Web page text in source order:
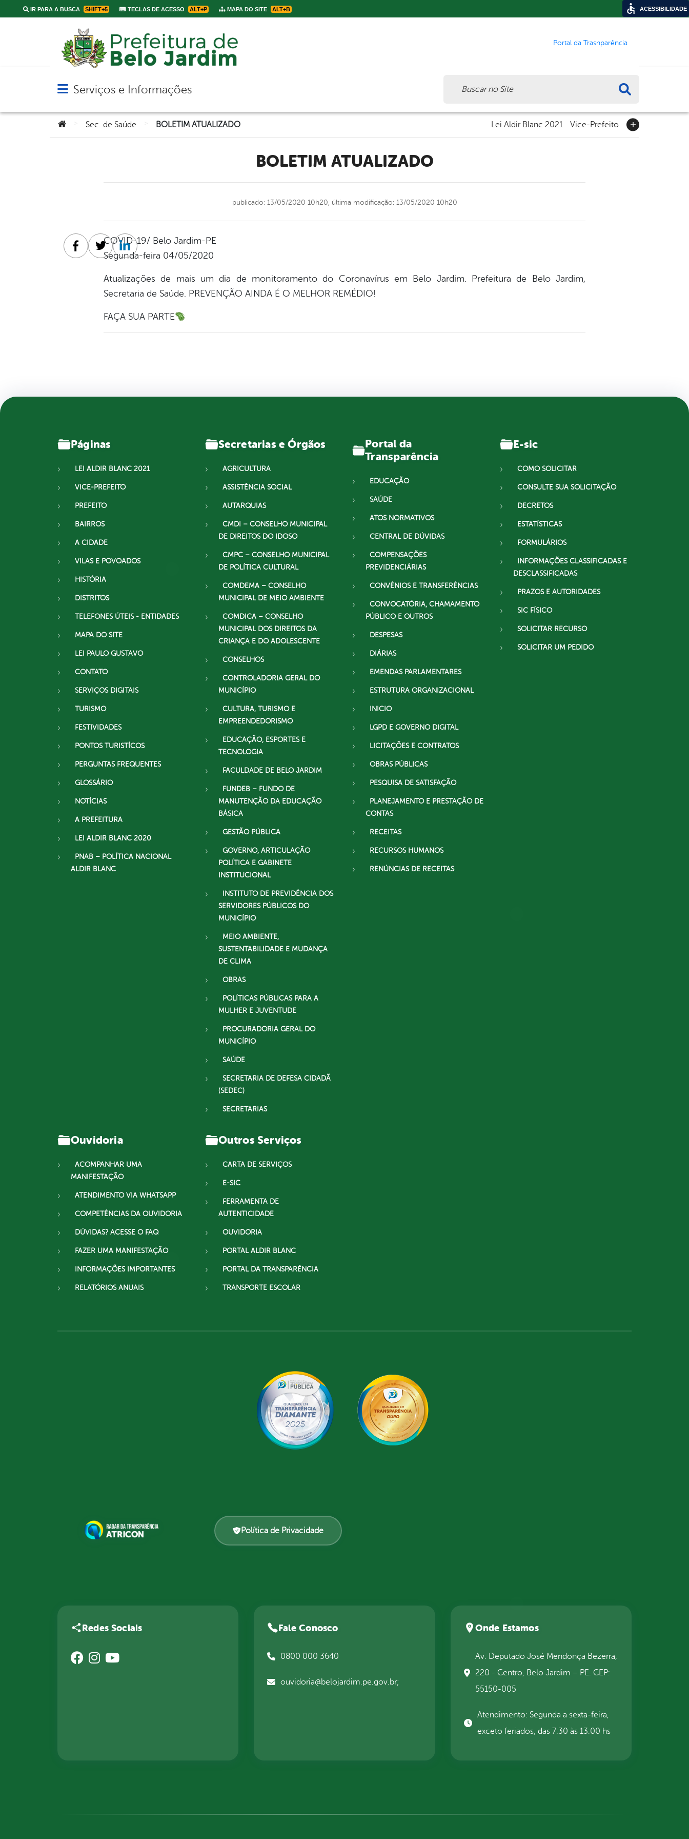
IR PARA A BUSCA SHIFT+5 TECLAS DE ACESSO ALT+P MAPA DO SITE ALT+B
Portal da Trasnparência
Abrir menu principal de navegação
Serviços e Informações
Você está aqui:Sec. de Saúde BOLETIM ATUALIZADO Lei Aldir Blanc 2021 Vice-Prefeito
BOLETIM ATUALIZADO
publicado: 13/05/2020 10h20, última modificação: 13/05/2020 10h20
COVID-19/ Belo Jardim-PE
Segunda-feira 04/05/2020
Atualizações de mais um dia de monitoramento do Coronavírus em Belo Jardim. Prefeitura de Belo Jardim,
Secretaria de Saúde. PREVENÇÃO AINDA É O MELHOR REMÉDIO!
FAÇA SUA PARTE
Facebook
TwitterLinkedin
Páginas
LEI ALDIR BLANC 2021
VICE-PREFEITO
PREFEITO
BAIRROS
A CIDADE
VILAS E POVOADOS
HISTÓRIA
DISTRITOS
TELEFONES ÚTEIS - ENTIDADES
MAPA DO SITE
LEI PAULO GUSTAVO
CONTATO
SERVIÇOS DIGITAIS
TURISMO
FESTIVIDADES
PONTOS TURISTÍCOS
PERGUNTAS FREQUENTES
GLOSSÁRIO
NOTÍCIAS
A PREFEITURA
LEI ALDIR BLANC 2020
PNAB – POLÍTICA NACIONAL
ALDIR BLANC
Secretarias e Órgãos
AGRICULTURA
ASSISTÊNCIA SOCIAL
AUTARQUIAS
CMDI – CONSELHO MUNICIPAL
DE DIREITOS DO IDOSO
CMPC – CONSELHO MUNICIPAL
DE POLÍTICA CULTURAL
COMDEMA – CONSELHO
MUNICIPAL DE MEIO AMBIENTE
COMDICA – CONSELHO
MUNICIPAL DOS DIREITOS DA
CRIANÇA E DO ADOLESCENTE
CONSELHOS
CONTROLADORIA GERAL DO
MUNICÍPIO
CULTURA, TURISMO E
EMPREENDEDORISMO
EDUCAÇÃO, ESPORTES E
TECNOLOGIA
FACULDADE DE BELO JARDIM
FUNDEB – FUNDO DE
MANUTENÇÃO DA EDUCAÇÃO
BÁSICA
GESTÃO PÚBLICA
GOVERNO, ARTICULAÇÃO
POLÍTICA E GABINETE
INSTITUCIONAL
INSTITUTO DE PREVIDÊNCIA DOS
SERVIDORES PÚBLICOS DO
MUNICÍPIO
MEIO AMBIENTE,
SUSTENTABILIDADE E MUDANÇA
DE CLIMA
OBRAS
POLÍTICAS PÚBLICAS PARA A
MULHER E JUVENTUDE
PROCURADORIA GERAL DO
MUNICÍPIO
SAÚDE
SECRETARIA DE DEFESA CIDADÃ
(SEDEC)
SECRETARIAS
Portal da
Transparência
EDUCAÇÃO
SAÚDE
ATOS NORMATIVOS
CENTRAL DE DÚVIDAS
COMPENSAÇÕES
PREVIDENCIÁRIAS
CONVÊNIOS E TRANSFERÊNCIAS
CONVOCATÓRIA, CHAMAMENTO
PÚBLICO E OUTROS
DESPESAS
DIÁRIAS
EMENDAS PARLAMENTARES
ESTRUTURA ORGANIZACIONAL
INICIO
LGPD E GOVERNO DIGITAL
LICITAÇÕES E CONTRATOS
OBRAS PÚBLICAS
PESQUISA DE SATISFAÇÃO
PLANEJAMENTO E PRESTAÇÃO DE
CONTAS
RECEITAS
RECURSOS HUMANOS
RENÚNCIAS DE RECEITAS
E-sic
COMO SOLICITAR
CONSULTE SUA SOLICITAÇÃO
DECRETOS
ESTATÍSTICAS
FORMULÁRIOS
INFORMAÇÕES CLASSIFICADAS E
DESCLASSIFICADAS
PRAZOS E AUTORIDADES
SIC FÍSICO
SOLICITAR RECURSO
SOLICITAR UM PEDIDO
Ouvidoria
ACOMPANHAR UMA
MANIFESTAÇÃO
ATENDIMENTO VIA WHATSAPP
COMPETÊNCIAS DA OUVIDORIA
DÚVIDAS? ACESSE O FAQ
FAZER UMA MANIFESTAÇÃO
INFORMAÇÕES IMPORTANTES
RELATÓRIOS ANUAIS
Outros Serviços
CARTA DE SERVIÇOS
E-SIC
FERRAMENTA DE
AUTENTICIDADE
OUVIDORIA
PORTAL ALDIR BLANC
PORTAL DA TRANSPARÊNCIA
TRANSPORTE ESCOLAR
Política de Privacidade
Redes Sociais Fale Conosco
0800 000 3640
ouvidoria@belojardim.pe.gov.br;
Onde Estamos
Av. Deputado José Mendonça Bezerra,
220 - Centro, Belo Jardim – PE. CEP:
55150-005
Atendimento: Segunda a sexta-feira,
exceto feriados, das 7:30 às 13:00 hs
ACESSIBILIDADE